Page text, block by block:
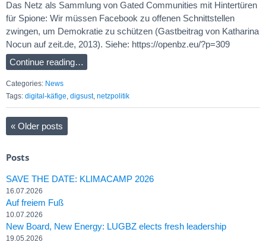
Das Netz als Sammlung von Gated Communities mit Hintertüren
für Spione: Wir müssen Facebook zu offenen Schnittstellen
zwingen, um Demokratie zu schützen (Gastbeitrag von Katharina
Nocun auf zeit.de, 2013). Siehe: https://openbz.eu/?p=309
Continue reading…
Categories: News
Tags: digital-käfige, digsust, netzpolitik
« Older posts
Posts
SAVE THE DATE: KLIMACAMP 2026
16.07.2026
Auf freiem Fuß
10.07.2026
New Board, New Energy: LUGBZ elects fresh leadership
19.05.2026